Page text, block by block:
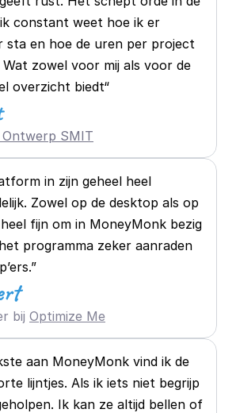
constant weet hoe ik er
sta en hoe de uren per project
zowel voor mij als voor de
overzicht biedt“
Ontwerp SMIT
in zijn geheel heel
Zowel op de desktop als op
fijn om in MoneyMonk bezig
programma zeker aanraden
bij Optimize Me
aan MoneyMonk vind ik de
lijntjes. Als ik iets niet begrijp
Ik kan ze altijd bellen of